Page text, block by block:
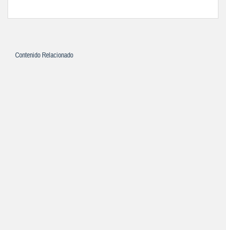
Contenido Relacionado